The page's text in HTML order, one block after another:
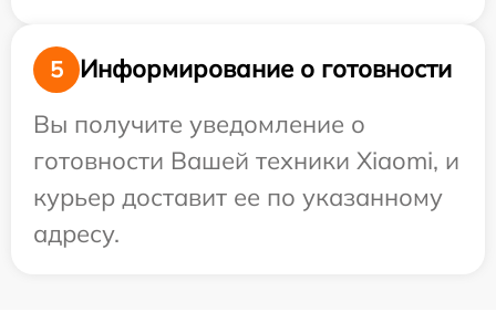
5
Информирование о готовности
Вы получите уведомление о
готовности Вашей техники Xiaomi, и
курьер доставит ее по указанному
адресу.